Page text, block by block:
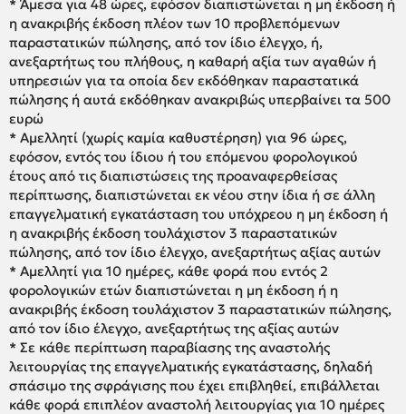
* Άμεσα για 48 ώρες, εφόσον διαπιστώνεται η μη έκδοση ή
η ανακριβής έκδοση πλέον των 10 προβλεπόμενων
παραστατικών πώλησης, από τον ίδιο έλεγχο, ή,
ανεξαρτήτως του πλήθους, η καθαρή αξία των αγαθών ή
υπηρεσιών για τα οποία δεν εκδόθηκαν παραστατικά
πώλησης ή αυτά εκδόθηκαν ανακριβώς υπερβαίνει τα 500
ευρώ
* Αμελλητί (χωρίς καμία καθυστέρηση) για 96 ώρες,
εφόσον, εντός του ίδιου ή του επόμενου φορολογικού
έτους από τις διαπιστώσεις της προαναφερθείσας
περίπτωσης, διαπιστώνεται εκ νέου στην ίδια ή σε άλλη
επαγγελματική εγκατάσταση του υπόχρεου η μη έκδοση ή
η ανακριβής έκδοση τουλάχιστον 3 παραστατικών
πώλησης, από τον ίδιο έλεγχο, ανεξαρτήτως αξίας αυτών
* Αμελλητί για 10 ημέρες, κάθε φορά που εντός 2
φορολογικών ετών διαπιστώνεται η μη έκδοση ή η
ανακριβής έκδοση τουλάχιστον 3 παραστατικών πώλησης,
από τον ίδιο έλεγχο, ανεξαρτήτως της αξίας αυτών
* Σε κάθε περίπτωση παραβίασης της αναστολής
λειτουργίας της επαγγελματικής εγκατάστασης, δηλαδή
σπάσιμο της σφράγισης που έχει επιβληθεί, επιβάλλεται
κάθε φορά επιπλέον αναστολή λειτουργίας για 10 ημέρες